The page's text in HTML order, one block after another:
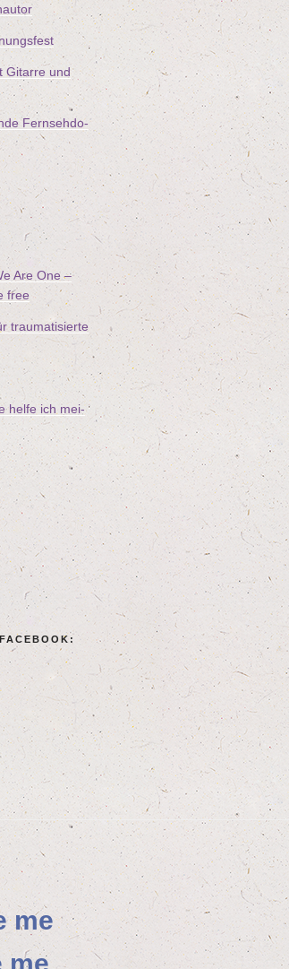
Gitar­re und
Fern­seh­do­
Are One –
free
trau­ma­ti­sier­te
hel­fe ich mei­
me
me